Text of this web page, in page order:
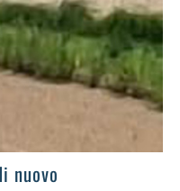
nuovo